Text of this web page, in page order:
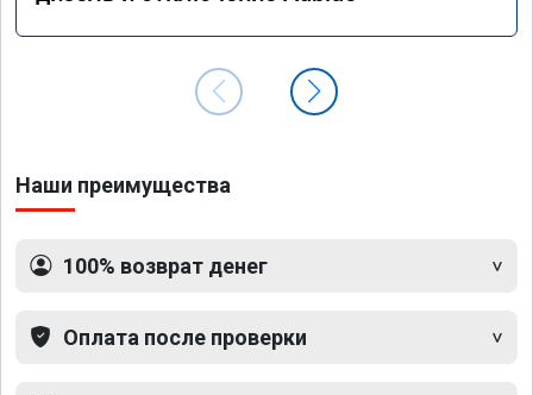
Наши преимущества
100% возврат денег
Оплата после проверки